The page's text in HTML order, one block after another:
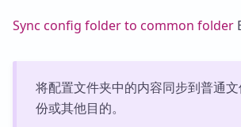
Sync config folder to common folder
将配置文件夹中的内容同步到普通
份或其他目的。